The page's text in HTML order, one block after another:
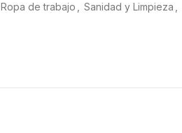
Ropa de trabajo Sanidad y Limpieza